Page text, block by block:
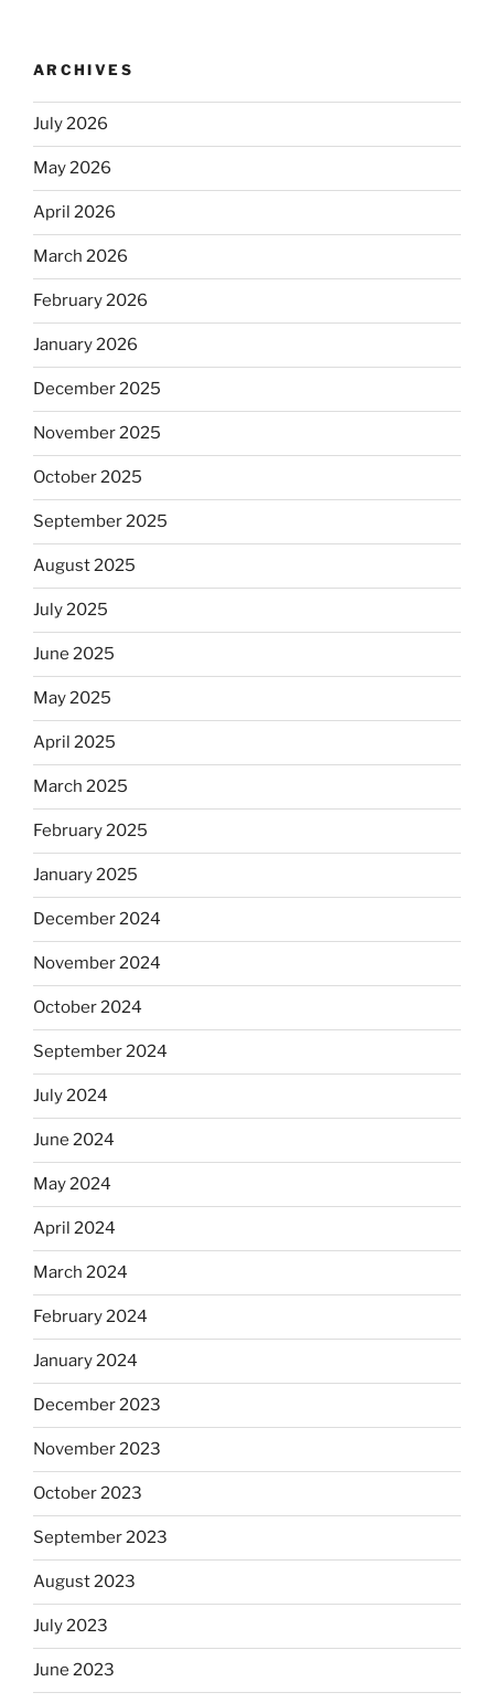
ARCHIVES
July 2026
May 2026
April 2026
March 2026
February 2026
January 2026
December 2025
November 2025
October 2025
September 2025
August 2025
July 2025
June 2025
May 2025
April 2025
March 2025
February 2025
January 2025
December 2024
November 2024
October 2024
September 2024
July 2024
June 2024
May 2024
April 2024
March 2024
February 2024
January 2024
December 2023
November 2023
October 2023
September 2023
August 2023
July 2023
June 2023